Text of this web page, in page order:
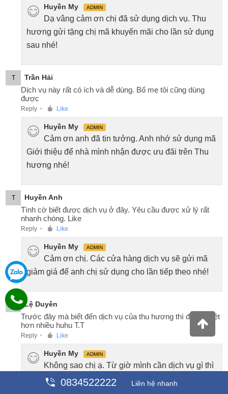
Huyền My ADMIN
Dạ vâng cảm ơn chị đã sử dụng dịch vụ. Thu
hương gửi tặng chị mã khuyến mãi cho lần sử dụng
sau nhé!
T Trần Hải
Dịch vụ này rất có ích và dễ dùng. Bố mẹ tôi cũng dùng
được
Reply ● Like
Huyền My ADMIN
Cảm ơn anh đã tin tưởng. Anh nhớ sử dụng mã
Giới thiệu để nhà mình nhận được ưu đãi trên Thu
hương nhé!
T Huyền Anh
Tình cờ biết được dịch vụ ở đây. Yêu cầu được xử lý rất
nhanh chóng. Like
Reply ● Like
Huyền My ADMIN
Cảm ơn chị. Các cửa hàng dịch vụ sẽ gửi mã
giảm giá để anh chị sử dụng cho lần tiếp theo nhé!
M Lệ Duyên
Trước đây mà biết đến dịch vụ của thu hương thì đã đỡ mệt
hơn nhiều huhu T.T
Reply ● Like
Huyền My ADMIN
Không sao chị ạ. Từ giờ mình cần dịch vụ gì thì
cứ Thu hương là được nhé!
0834522222 Liên hệ nhanh